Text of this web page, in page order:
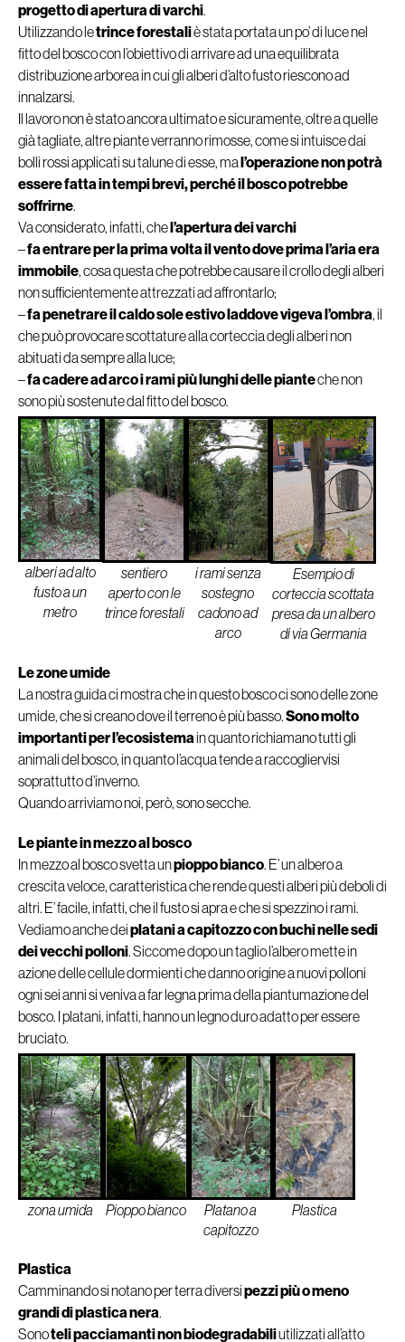
progetto di apertura di varchi.
Utilizzando letrince forestaliè stata portata un po’ di luce nel
fitto del bosco con l’obiettivo di arrivare ad una equilibrata
distribuzione arborea in cui gli alberi d’alto fusto riescono ad
innalzarsi.
Il lavoro non è stato ancora ultimato e sicuramente, oltre a quelle
già tagliate, altre piante verranno rimosse, come si intuisce dai
bolli rossi applicati su talune di esse, mal’operazione non potrà
essere fatta in tempi brevi, perché il bosco potrebbe
soffrirne.
Va considerato, infatti, chel’apertura dei varchi
–fa entrare per la prima volta il vento dove prima l’aria era
immobile, cosa questa che potrebbe causare il crollo degli alberi
non sufficientemente attrezzati ad affrontarlo;
–fa penetrare il caldo sole estivo laddove vigeva l’ombra, il
che può provocare scottature alla corteccia degli alberi non
abituati da sempre alla luce;
–fa cadere ad arco i rami più lunghi delle pianteche non
sono più sostenute dal fitto del bosco.
alberi ad alto
fusto a un
metro
sentiero
aperto con le
trince forestali
i rami senza
sostegno
cadono ad
arco
Esempio di
corteccia scottata
presa da un albero
di via Germania
Le zone umide
La nostra guida ci mostra che in questo bosco ci sono delle zone
umide, che si creano dove il terreno è più basso.Sono molto
importanti per l’ecosistemain quanto richiamano tutti gli
animali del bosco, in quanto l’acqua tende a raccogliervisi
soprattutto d’inverno.
Quando arriviamo noi, però, sono secche.
Le piante in mezzo al bosco
In mezzo al bosco svetta unpioppo bianco. E’ un albero a
crescita veloce, caratteristica che rende questi alberi più deboli di
altri. E’ facile, infatti, che il fusto si apra e che si spezzino i rami.
Vediamo anche deiplatani a capitozzo con buchi nelle sedi
dei vecchi polloni. Siccome dopo un taglio l’albero mette in
azione delle cellule dormienti che danno origine a nuovi polloni
ogni sei anni si veniva a far legna prima della piantumazione del
bosco. I platani, infatti, hanno un legno duro adatto per essere
bruciato.
zona umida Pioppo bianco
Platano a
capitozzo
Plastica
Plastica
Camminando si notano per terra diversipezzi più o meno
grandi di plastica nera.
Sonoteli pacciamanti non biodegradabiliutilizzati all’atto